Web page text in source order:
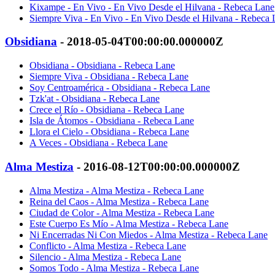
Kixampe - En Vivo - En Vivo Desde el Hilvana - Rebeca Lane
Siempre Viva - En Vivo - En Vivo Desde el Hilvana - Rebeca
Obsidiana - 2018-05-04T00:00:00.000000Z
Obsidiana - Obsidiana - Rebeca Lane
Siempre Viva - Obsidiana - Rebeca Lane
Soy Centroamérica - Obsidiana - Rebeca Lane
Tzk'at - Obsidiana - Rebeca Lane
Crece el Río - Obsidiana - Rebeca Lane
Isla de Átomos - Obsidiana - Rebeca Lane
Llora el Cielo - Obsidiana - Rebeca Lane
A Veces - Obsidiana - Rebeca Lane
Alma Mestiza - 2016-08-12T00:00:00.000000Z
Alma Mestiza - Alma Mestiza - Rebeca Lane
Reina del Caos - Alma Mestiza - Rebeca Lane
Ciudad de Color - Alma Mestiza - Rebeca Lane
Este Cuerpo Es Mío - Alma Mestiza - Rebeca Lane
Ni Encerradas Ni Con Miedos - Alma Mestiza - Rebeca Lane
Conflicto - Alma Mestiza - Rebeca Lane
Silencio - Alma Mestiza - Rebeca Lane
Somos Todo - Alma Mestiza - Rebeca Lane